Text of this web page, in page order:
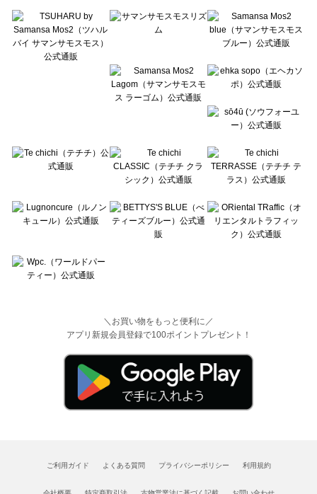
Lugnoncure（ルノンキュール）のトップス一覧
BETTY'S BLUE（べティーズブルー）のトップス一覧
Wpc.（ワールドパーティー）のトップス一覧
＼お買い物をもっと便利に／
アプリ新規会員登録で100ポイントプレゼント！
ご利用ガイド よくある質問 プライバシーポリシー 利用規約